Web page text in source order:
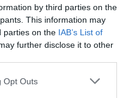
by third parties on the
This information may
parties on the IAB’s List of
further disclose it to other
uses one or more Google
Opt Outs